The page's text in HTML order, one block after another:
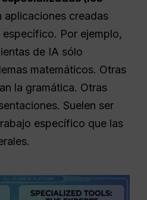
aplicaciones creadas
Por ejemplo,
de IA sólo
matemáticos. Otras
la gramática. Otras
Suelen ser
específico que las